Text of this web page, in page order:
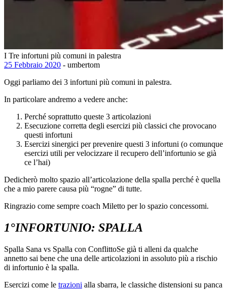
I Tre infortuni più comuni in palestra
25 Febbraio 2020 - umbertom
Oggi parliamo dei 3 infortuni più comuni in palestra.
In particolare andremo a vedere anche:
Perché soprattutto queste 3 articolazioni
Esecuzione corretta degli esercizi più classici che provocano
questi infortuni
Esercizi sinergici per prevenire questi 3 infortuni (o comunque
esercizi utili per velocizzare il recupero dell’infortunio se già
ce l’hai)
Dedicherò molto spazio all’articolazione della spalla perché è quella
che a mio parere causa più “rogne” di tutte.
Ringrazio come sempre coach Miletto per lo spazio concessomi.
1°INFORTUNIO: SPALLA
Spalla Sana vs Spalla con ConflittoSe già ti alleni da qualche
annetto sai bene che una delle articolazioni in assoluto più a rischio
di infortunio è la spalla.
Esercizi come le trazioni alla sbarra, le classiche distensioni su panca